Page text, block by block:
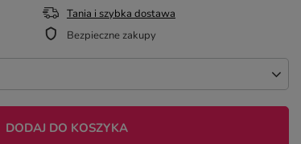
DODAJ DO KOSZYKA
Tania i szybka dostawa
Bezpieczne zakupy